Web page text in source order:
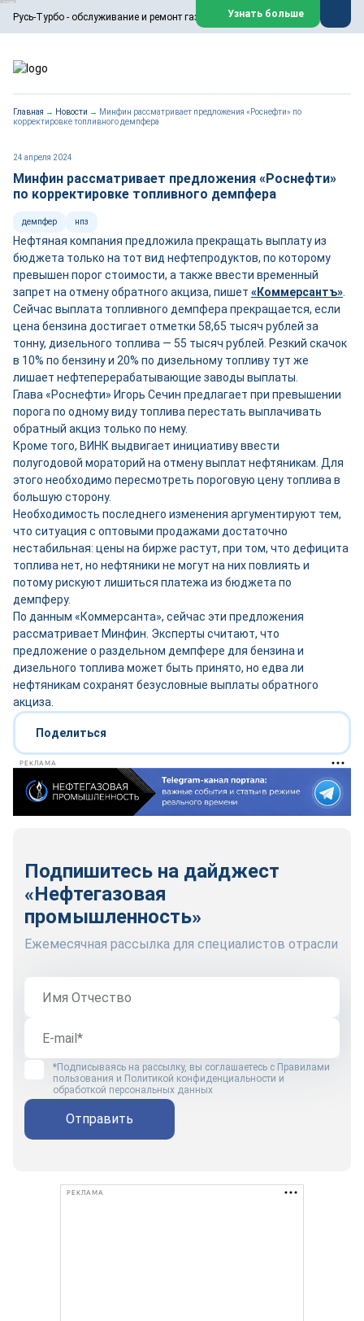
Русь-Турбо - обслуживание и ремонт газовых паровых турбин
ООО «Русь-Турбо» занимается сервисом газовых и паровых
турбин, комплексным ремонтом, восстановлением,
техническим обслуживанием оборудования ТЭС,
работают на нефтегазовых, нефтехимических,
металлургических и других предприятиях.
Реклама. ООО «Русь-Турбо», ИНН 7802588950
erid: F7NfYUJCUneVdwPs4znf
Узнать больше
Главная → Новости → Минфин рассматривает предложения «Роснефти» по
корректировке топливного демпфера
24 апреля 2024
Минфин рассматривает предложения «Роснефти»
по корректировке топливного демпфера
демпфер нпз
Нефтяная компания предложила прекращать выплату из
бюджета только на тот вид нефтепродуктов, по которому
превышен порог стоимости, а также ввести временный
запрет на отмену обратного акциза, пишет «Коммерсантъ»
Сейчас выплата топливного демпфера прекращается, если
цена бензина достигает отметки 58,65 тысяч рублей за
тонну, дизельного топлива — 55 тысяч рублей. Резкий скачок
в 10% по бензину и 20% по дизельному топливу тут же
лишает нефтеперерабатывающие заводы выплаты.
Глава «Роснефти» Игорь Сечин предлагает при превышении
порога по одному виду топлива перестать выплачивать
обратный акциз только по нему.
Кроме того, ВИНК выдвигает инициативу ввести
полугодовой мораторий на отмену выплат нефтяникам. Для
этого необходимо пересмотреть пороговую цену топлива в
большую сторону.
Необходимость последнего изменения аргументируют тем,
что ситуация с оптовыми продажами достаточно
нестабильная: цены на бирже растут, при том, что дефицита
топлива нет, но нефтяники не могут на них повлиять и
потому рискуют лишиться платежа из бюджета по
демпферу.
По данным «Коммерсанта», сейчас эти предложения
рассматривает Минфин. Эксперты считают, что
предложение о раздельном демпфере для бензина и
дизельного топлива может быть принято, но едва ли
нефтяникам сохранят безусловные выплаты обратного
акциза.
Поделиться
РЕКЛАМА
Подпишитесь на дайджест
«Нефтегазовая
промышленность»
Ежемесячная рассылка для специалистов отрасли
*Подписываясь на рассылку, вы соглашаетесь с Правилами
пользования и Политикой конфиденциальности и
обработкой персональных данных
Отправить
РЕКЛАМА